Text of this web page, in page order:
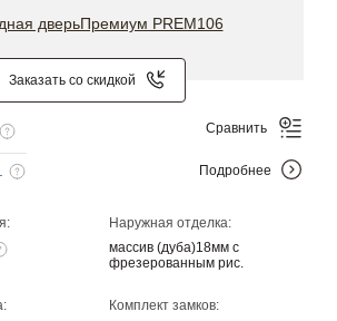
Заказать со скидкой
Наружная отделка:
массив (дуба)18мм с
фрезерованным рис.
Комплект замков:
Сравнить
Подробнее